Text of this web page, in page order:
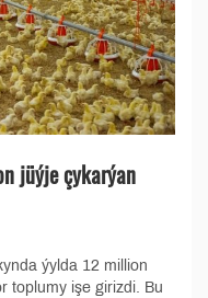
jüýje çykarýan
ýylda 12 million
toplumy işe girizdi. Bu